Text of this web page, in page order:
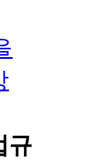
규